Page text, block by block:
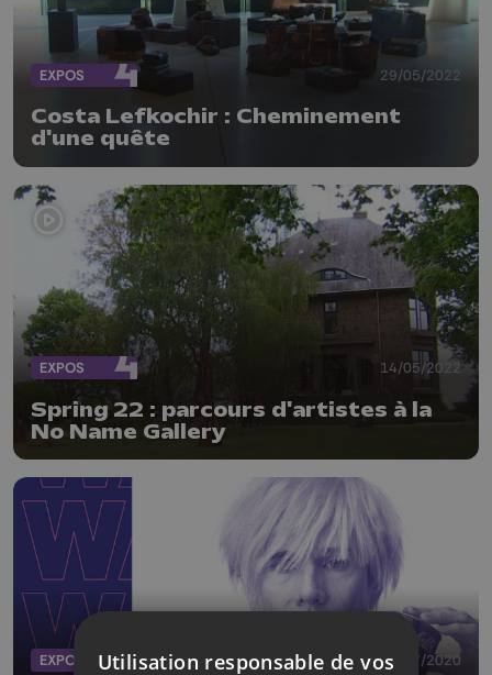
EXPOS 29/05/2022
Costa Lefkochir : Cheminement
d'une quête
EXPOS 14/05/2022
Spring 22 : parcours d'artistes à la
No Name Gallery
EXPOS 15/07/2020
Utilisation responsable de vos